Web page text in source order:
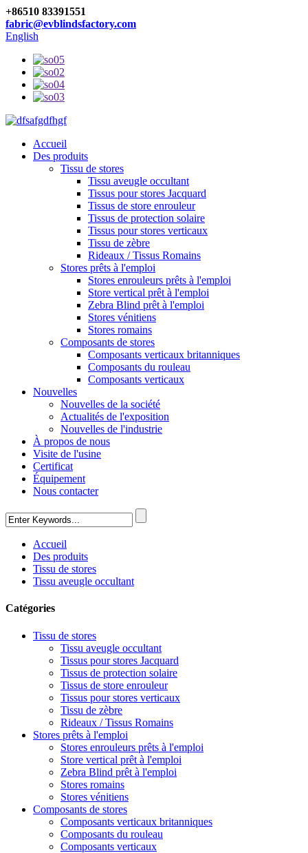
+86510 83391551
fabric@evblindsfactory.com
English
Accueil
Des produits
Tissu de stores
Tissu aveugle occultant
Tissus pour stores Jacquard
Tissus de store enrouleur
Tissus de protection solaire
Tissus pour stores verticaux
Tissu de zèbre
Rideaux / Tissus Romains
Stores prêts à l'emploi
Stores enrouleurs prêts à l'emploi
Store vertical prêt à l'emploi
Zebra Blind prêt à l'emploi
Stores vénitiens
Stores romains
Composants de stores
Composants verticaux britanniques
Composants du rouleau
Composants verticaux
Nouvelles
Nouvelles de la société
Actualités de l'exposition
Nouvelles de l'industrie
À propos de nous
Visite de l'usine
Certificat
Équipement
Nous contacter
Accueil
Des produits
Tissu de stores
Tissu aveugle occultant
Catégories
Tissu de stores
Tissu aveugle occultant
Tissus pour stores Jacquard
Tissus de protection solaire
Tissus de store enrouleur
Tissus pour stores verticaux
Tissu de zèbre
Rideaux / Tissus Romains
Stores prêts à l'emploi
Stores enrouleurs prêts à l'emploi
Store vertical prêt à l'emploi
Zebra Blind prêt à l'emploi
Stores romains
Stores vénitiens
Composants de stores
Composants verticaux britanniques
Composants du rouleau
Composants verticaux